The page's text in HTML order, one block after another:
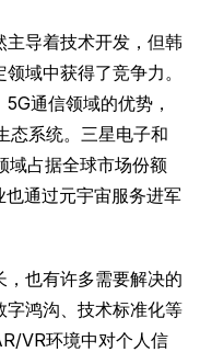
主导着技术开发，但韩
域中获得了竞争力。
通信领域的优势，
态系统。三星电子和
域占据全球市场份额
通过元宇宙服务进军
也有许多需要解决的
字鸿沟、技术标准化等
VR环境中对个人信